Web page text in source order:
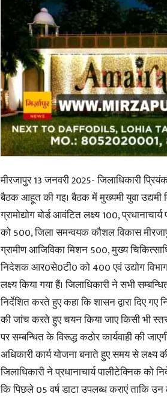
मीरजापुर 13 जनवरी 2025- जिलाधिकारी
बैठक आहूत की गइ। बैठक में मुख्यमी युवा उद्यमी
ग्रामोद्योग बोर्ड आवंटित लक्ष्य 100,
को 500, जिला समन्वयक कौशल विकास
ग्रामीण आजिविका मिशन 500, मुख्य
निदेशक आर0से0टी0 को 400 एवं उद्योग विभाग
लक्ष्य किया गया हैं। जिलाधिकारी ने सभी
निर्देशित करते हुए कहा कि शासन द्वारा दिए गए
की जांच करते हुए चयन किया जाए किसी भी
पर सम्बन्धित के विरूद्ध कठोर कार्यवाही की
अधिकारी कार्य योजना बनाते हुए समय से लक्ष्य
जिलाधिकारी ने प्रधानाचार्य पालीटेक्निक को
कि पिछले 05 वर्ष डाटा उपलब्ध कराएं ताकि